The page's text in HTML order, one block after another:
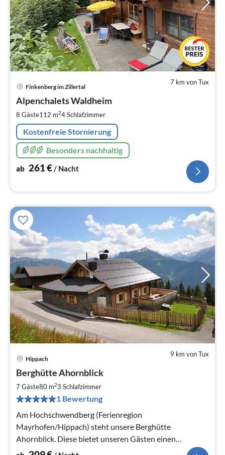
7 km von Tux
Finkenberg im Zillertal
Alpenchalets Waldheim
8 Gäste112 m24Schlafzimmer
Kostenfreie Stornierung
Besonders nachhaltig
ab 261€/ Nacht
9 km von Tux
Hippach
Berghütte Ahornblick
7 Gäste80 m23 Schlafzimmer
1 Bewertung
Am Hochschwendberg (Ferienregion
Mayrhofen/Hippach) steht unsere Berghütte
Ahornblick. Diese bietet unseren Gästen einen
idyllischen Bergurlaub in Mitten der Zillertaler